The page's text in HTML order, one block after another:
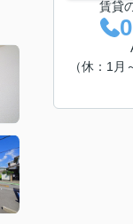
賃貸
（休：1